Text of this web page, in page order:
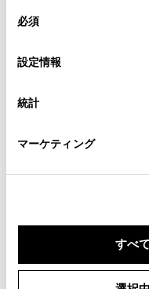
デバイスにすべての
意したことになります
設定の変更、同意を撤
「Cookie（クッキー）情
必須
設定情報
統計
マーケティング
すべ
チャットでの
フォーム